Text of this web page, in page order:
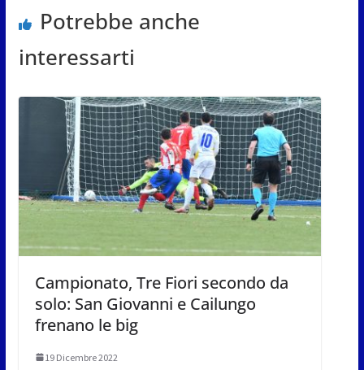
Potrebbe anche
interessarti
Campionato, Tre Fiori secondo da
solo: San Giovanni e Cailungo
frenano le big
19 Dicembre 2022